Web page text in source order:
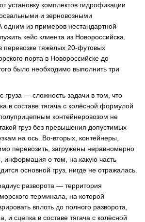
установку комплектов гидрофикации
и зерновозными
одним из примеров нестандартной
кейс клиента из Новороссийска.
перевозке тяжёлых 20-футовых
порта в Новороссийске до
было необходимо выполнить три
груза — сложность задачи в том, что
в составе тягача с колёсной формулой
контейнеровозом не
груз без превышения допустимых
на ось. Во-вторых, контейнеры,
перевозить, загружены неравномерно
информация о том, на какую часть
основной груз, нигде не отражалась.
разворота — территория
терминала, на которой
вплоть до полного разворота,
и сцепка в составе тягача с колёсной